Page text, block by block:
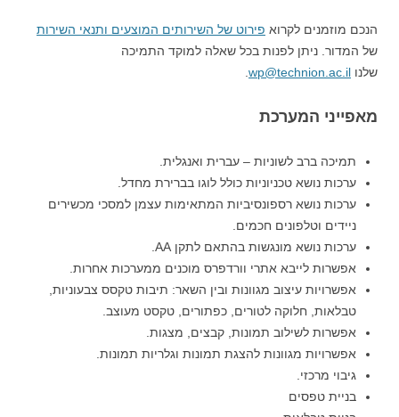
הנכם מוזמנים לקרוא פירוט של השירותים המוצעים ותנאי השירות
של המדור. ניתן לפנות בכל שאלה למוקד התמיכה
שלנו wp@technion.ac.il
מאפייני המערכת
תמיכה ברב לשוניות – עברית ואנגלית.
ערכות נושא טכניוניות כולל לוגו בברירת מחדל.
ערכות נושא רספונסיביות המתאימות עצמן למסכי מכשירים
ניידים וטלפונים חכמים.
ערכות נושא מונגשות בהתאם לתקן AA.
אפשרות לייבא אתרי וורדפרס מוכנים ממערכות אחרות.
אפשרויות עיצוב מגוונות ובין השאר: תיבות טקסס צבעוניות,
טבלאות, חלוקה לטורים, כפתורים, טקסט מעוצב.
אפשרות לשילוב תמונות, קבצים, מצגות.
אפשרויות מגוונות להצגת תמונות וגלריות תמונות.
גיבוי מרכזי.
בניית טפסים